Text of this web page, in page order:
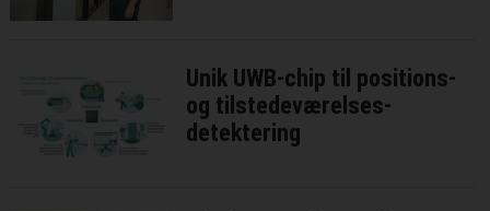
Unik UWB-chip til positions-
og tilstedeværelses-
detektering